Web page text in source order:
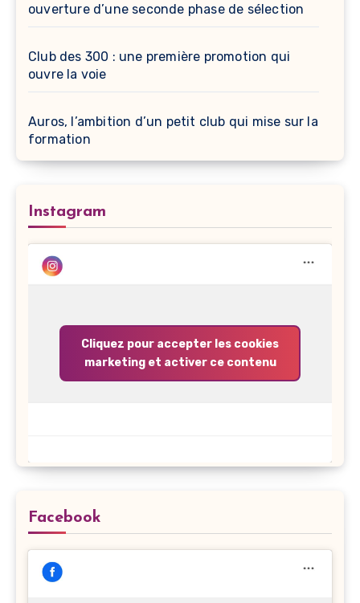
ouverture d’une seconde phase de sélection
Club des 300 : une première promotion qui
ouvre la voie
Auros, l’ambition d’un petit club qui mise sur la
formation
Instagram
Cliquez pour accepter les cookies
marketing et activer ce contenu
Facebook